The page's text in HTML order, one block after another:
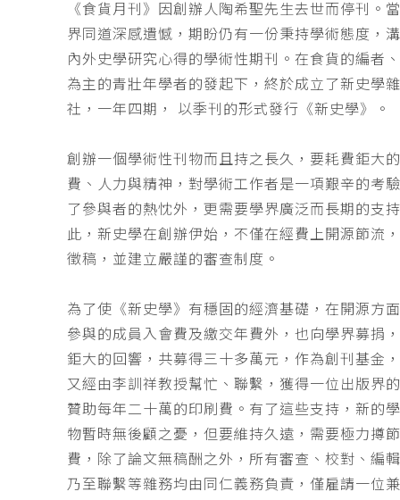
《食貨月刊》因創辦人陶希聖先生去世而停刊。
界同道深感遺憾，期盼仍有一份秉持學術態度，
內外史學研究心得的學術性期刊。在食貨的編者
為主的青壯年學者的發起下，終於成立了新史學
社，一年四期， 以季刊的形式發行《新史學》。
創辦一個學術性刊物而且持之長久，要耗費鉅大
費、人力與精神，對學術工作者是一項艱辛的考
了參與者的熱忱外，更需要學界廣泛而長期的支
此，新史學在創辦伊始，不僅在經費上開源節流
徵稿，並建立嚴謹的審查制度。
為了使《新史學》有穩固的經濟基礎，在開源方
參與的成員入會費及繳交年費外，也向學界募捐
鉅大的回響，共募得三十多萬元，作為創刊基金
又經由李訓祥教授幫忙、聯繫，獲得一位出版界
贊助每年二十萬的印刷費。有了這些支持，新的
物暫時無後顧之憂，但要維持久遠，需要極力撙
費，除了論文無稿酬之外，所有審查、校對、編
乃至聯繫等雜務均由同仁義務負責，僅雇請一位